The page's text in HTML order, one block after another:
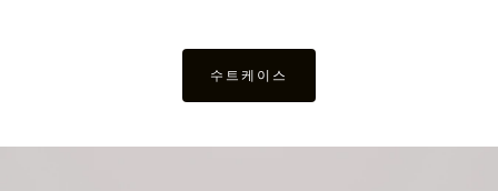
수트케이스